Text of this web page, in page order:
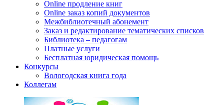
Online продление книг
Online заказ копий документов
Межбиблиотечный абонемент
Заказ и редактирование тематических списков
Библиотека – педагогам
Платные услуги
Бесплатная юридическая помощь
Конкурсы
Вологодская книга года
Коллегам